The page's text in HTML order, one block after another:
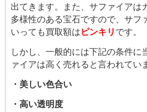
出てきます。また、サファイアは
多様性のある宝石ですので、サフ
いっても買取額は ピンキリ です。
しかし、一般的には下記の条件に
ァイアは高く売れると言われてい
・美しい色合い
・高い透明度